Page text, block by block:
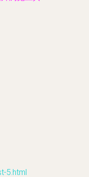
5.html